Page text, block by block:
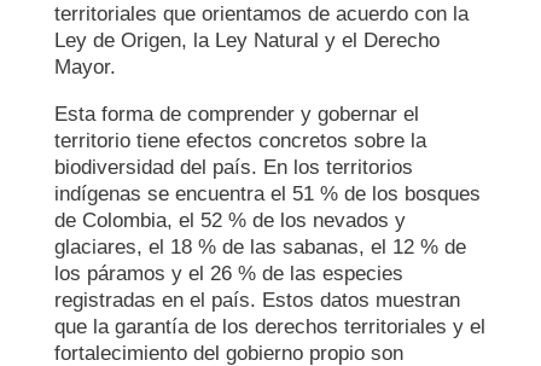
territoriales que orientamos de acuerdo con la
Ley de Origen, la Ley Natural y el Derecho
Mayor.
Esta forma de comprender y gobernar el
territorio tiene efectos concretos sobre la
biodiversidad del país. En los territorios
indígenas se encuentra el 51 % de los bosques
de Colombia, el 52 % de los nevados y
glaciares, el 18 % de las sabanas, el 12 % de
los páramos y el 26 % de las especies
registradas en el país. Estos datos muestran
que la garantía de los derechos territoriales y el
fortalecimiento del gobierno propio son